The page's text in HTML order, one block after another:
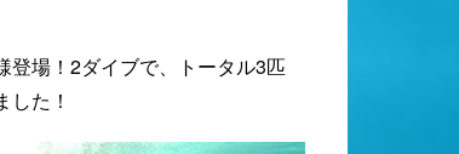
登場！2ダイブで、トータル3匹
した！